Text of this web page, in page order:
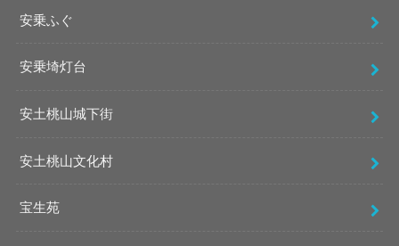
安乗ふぐ
安乗埼灯台
安土桃山城下街
安土桃山文化村
宝生苑